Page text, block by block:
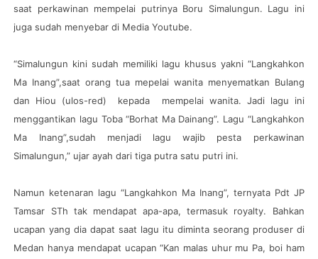
saat perkawinan mempelai putrinya Boru Simalungun. Lagu ini
juga sudah menyebar di Media Youtube.
“Simalungun kini sudah memiliki lagu khusus yakni “Langkahkon
Ma Inang”,saat orang tua mepelai wanita menyematkan Bulang
dan Hiou (ulos-red) kepada mempelai wanita. Jadi lagu ini
menggantikan lagu Toba “Borhat Ma Dainang”. Lagu “Langkahkon
Ma Inang”,sudah menjadi lagu wajib pesta perkawinan
Simalungun,” ujar ayah dari tiga putra satu putri ini.
Namun ketenaran lagu “Langkahkon Ma Inang”, ternyata Pdt JP
Tamsar STh tak mendapat apa-apa, termasuk royalty. Bahkan
ucapan yang dia dapat saat lagu itu diminta seorang produser di
Medan hanya mendapat ucapan “Kan malas uhur mu Pa, boi ham